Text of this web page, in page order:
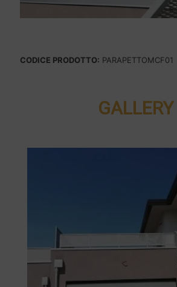
CODICE PRODOTTO: PARAPETTOMCF01
GALLERY